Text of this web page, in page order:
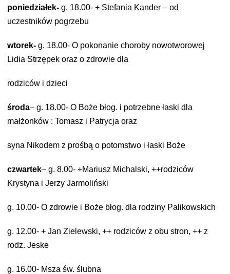
poniedziałek- g. 18.00- + Stefania Kander – od
uczestników pogrzebu
wtorek- g. 18.00- O pokonanie choroby nowotworowej
Lidia Strzępek oraz o zdrowie dla
rodziców i dzieci
środa– g. 18.00- O Boże błog. i potrzebne łaski dla
małżonków : Tomasz i Patrycja oraz
syna Nikodem z prośbą o potomstwo i łaski Boże
czwartek– g. 8.00- +Mariusz Michalski, ++rodziców
Krystyna i Jerzy Jarmoliński
g. 10.00- O zdrowie i Boże błog. dla rodziny Palikowskich
g. 12.00- + Jan Zielewski, ++ rodziców z obu stron, ++ z
rodz. Jeske
g. 16.00- Msza św. ślubna